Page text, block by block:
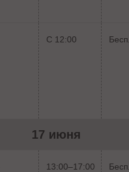
С 12:00
17 июня
13:00–17:00